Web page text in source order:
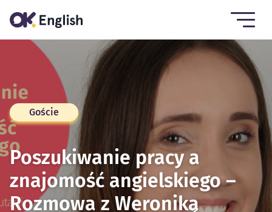
Goście
Poszukiwanie pracy a
znajomość angielskiego –
Rozmowa z Weroniką